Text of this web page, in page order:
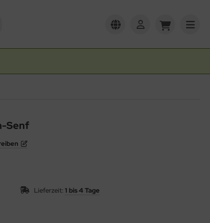
Senf
Lieferzeit: 1 bis 4 Tage